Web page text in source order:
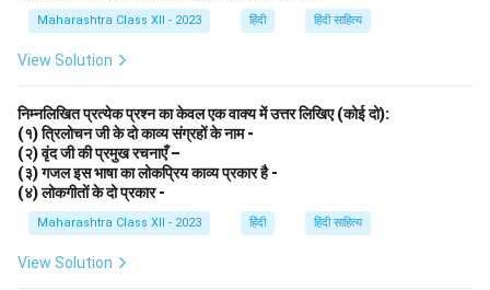
Maharashtra Class XII - 2023 हिंदी हिंदी साहित्य
View Solution
निम्नलिखित प्रत्येक प्रश्न का केवल एक वाक्य में उत्तर लिखिए (कोई दो):
(१) त्रिलोचन जी के दो काव्य संग्रहों के नाम -
(२) वृंद जी की प्रमुख रचनाएँ –
(३) गजल इस भाषा का लोकप्रिय काव्य प्रकार है -
(४) लोकगीतों के दो प्रकार -
Maharashtra Class XII - 2023 हिंदी हिंदी साहित्य
View Solution